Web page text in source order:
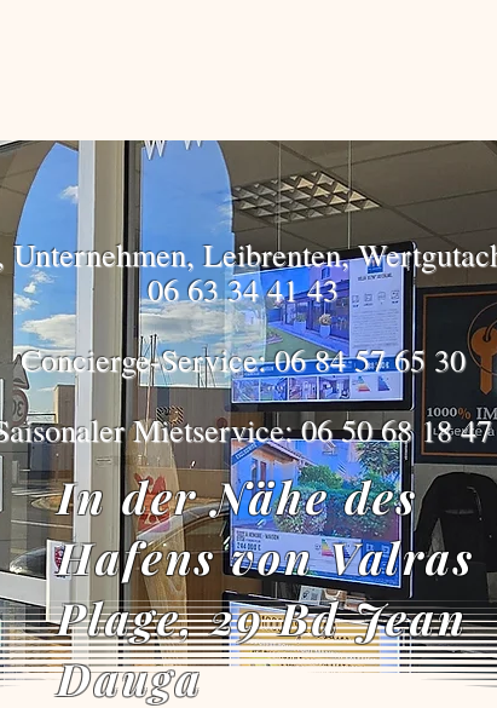
Unternehmen, Leibrenten,
06 63 34 41 43
Concierge-Service: 06 84 57 65 30
Mietservice: 06 50 68 18 47
In der Nähe des
Hafens von Valras
Plage, 29 Bd Jean
Dauga